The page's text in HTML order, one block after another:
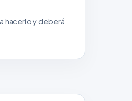
hacerlo y deberá